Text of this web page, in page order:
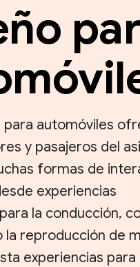
para automóviles
y pasajeros del
formas de
experiencias
la conducción,
la reproducción de
experiencias para